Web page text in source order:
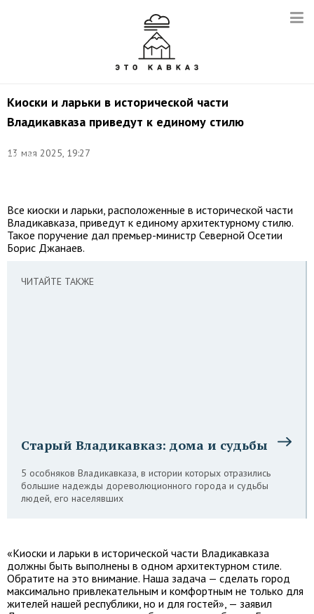
Киоски и ларьки в исторической части
Владикавказа приведут к единому стилю
13 мая 2025, 19:27
Марина
Все киоски и ларьки, расположенные в исторической части
Владикавказа, приведут к единому архитектурному стилю.
Такое поручение дал премьер-министр Северной Осетии
Борис Джанаев.
ЧИТАЙТЕ ТАКЖЕ
Старый Владикавказ: дома и судьбы
5 особняков Владикавказа, в истории которых отразились
большие надежды дореволюционного города и судьбы
людей, его населявших
«Киоски и ларьки в исторической части Владикавказа
должны быть выполнены в одном архитектурном стиле.
Обратите на это внимание. Наша задача — сделать город
максимально привлекательным и комфортным не только для
жителей нашей республики, но и для гостей», — заявил